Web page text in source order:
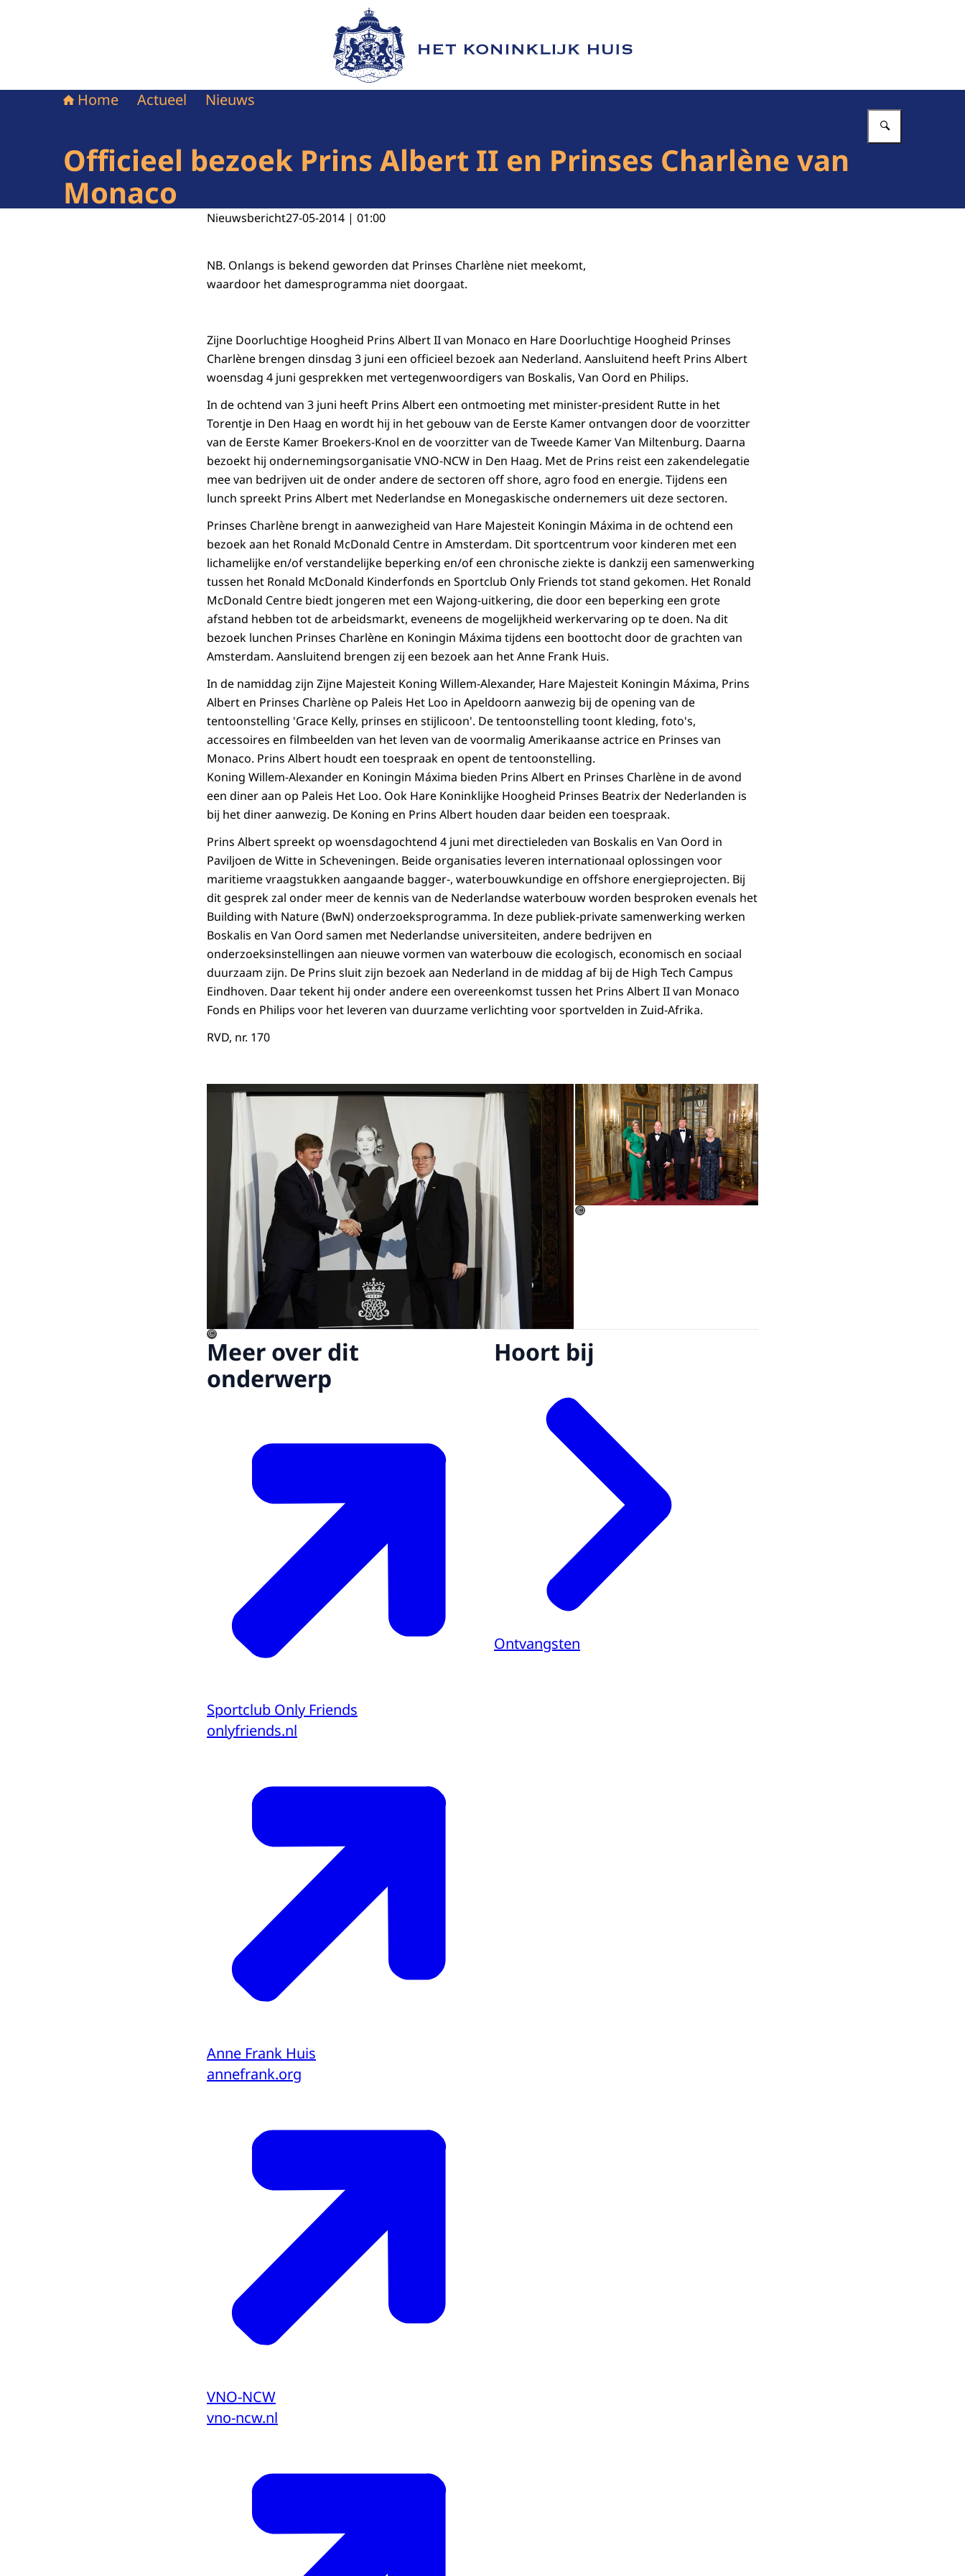
Naar de homepage van Het Koninklijk Huis
Home Actueel Nieuws
Officieel bezoek Prins Albert II en Prinses Charlène van
Monaco
Nieuwsbericht27-05-2014 | 01:00
NB. Onlangs is bekend geworden dat Prinses Charlène niet meekomt,
waardoor het damesprogramma niet doorgaat.
Zijne Doorluchtige Hoogheid Prins Albert II van Monaco en Hare Doorluchtige Hoogheid Prinses
Charlène brengen dinsdag 3 juni een officieel bezoek aan Nederland. Aansluitend heeft Prins Albert
woensdag 4 juni gesprekken met vertegenwoordigers van Boskalis, Van Oord en Philips.
In de ochtend van 3 juni heeft Prins Albert een ontmoeting met minister-president Rutte in het
Torentje in Den Haag en wordt hij in het gebouw van de Eerste Kamer ontvangen door de voorzitter
van de Eerste Kamer Broekers-Knol en de voorzitter van de Tweede Kamer Van Miltenburg. Daarna
bezoekt hij ondernemingsorganisatie VNO-NCW in Den Haag. Met de Prins reist een zakendelegatie
mee van bedrijven uit de onder andere de sectoren off shore, agro food en energie. Tijdens een
lunch spreekt Prins Albert met Nederlandse en Monegaskische ondernemers uit deze sectoren.
Prinses Charlène brengt in aanwezigheid van Hare Majesteit Koningin Máxima in de ochtend een
bezoek aan het Ronald McDonald Centre in Amsterdam. Dit sportcentrum voor kinderen met een
lichamelijke en/of verstandelijke beperking en/of een chronische ziekte is dankzij een samenwerking
tussen het Ronald McDonald Kinderfonds en Sportclub Only Friends tot stand gekomen. Het Ronald
McDonald Centre biedt jongeren met een Wajong-uitkering, die door een beperking een grote
afstand hebben tot de arbeidsmarkt, eveneens de mogelijkheid werkervaring op te doen. Na dit
bezoek lunchen Prinses Charlène en Koningin Máxima tijdens een boottocht door de grachten van
Amsterdam. Aansluitend brengen zij een bezoek aan het Anne Frank Huis.
In de namiddag zijn Zijne Majesteit Koning Willem-Alexander, Hare Majesteit Koningin Máxima, Prins
Albert en Prinses Charlène op Paleis Het Loo in Apeldoorn aanwezig bij de opening van de
tentoonstelling 'Grace Kelly, prinses en stijlicoon'. De tentoonstelling toont kleding, foto's,
accessoires en filmbeelden van het leven van de voormalig Amerikaanse actrice en Prinses van
Monaco. Prins Albert houdt een toespraak en opent de tentoonstelling.
Koning Willem-Alexander en Koningin Máxima bieden Prins Albert en Prinses Charlène in de avond
een diner aan op Paleis Het Loo. Ook Hare Koninklijke Hoogheid Prinses Beatrix der Nederlanden is
bij het diner aanwezig. De Koning en Prins Albert houden daar beiden een toespraak.
Prins Albert spreekt op woensdagochtend 4 juni met directieleden van Boskalis en Van Oord in
Paviljoen de Witte in Scheveningen. Beide organisaties leveren internationaal oplossingen voor
maritieme vraagstukken aangaande bagger-, waterbouwkundige en offshore energieprojecten. Bij
dit gesprek zal onder meer de kennis van de Nederlandse waterbouw worden besproken evenals het
Building with Nature (BwN) onderzoeksprogramma. In deze publiek-private samenwerking werken
Boskalis en Van Oord samen met Nederlandse universiteiten, andere bedrijven en
onderzoeksinstellingen aan nieuwe vormen van waterbouw die ecologisch, economisch en sociaal
duurzaam zijn. De Prins sluit zijn bezoek aan Nederland in de middag af bij de High Tech Campus
Eindhoven. Daar tekent hij onder andere een overeenkomst tussen het Prins Albert II van Monaco
Fonds en Philips voor het leveren van duurzame verlichting voor sportvelden in Zuid-Afrika.
RVD, nr. 170
Open de galerij in vergrote weergave
©
Open de galerij in vergrote weergave
©
Meer over dit
onderwerp
Sportclub Only Friends
onlyfriends.nl
Anne Frank Huis
annefrank.org
VNO-NCW
vno-ncw.nl
Hoort bij
Ontvangsten